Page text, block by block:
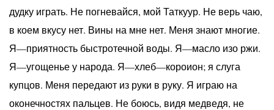
дудку играть. Не погневайся, мой Таткуур. Не верь чаю,
в коем вкусу нет. Вины на мне нет. Меня знают многие.
Я—приятность быстротечной воды. Я—масло изо ржи.
Я—угощенье у народа. Я—хлеб—короион; я слуга
купцов. Меня передают из руки в руку. Я играю на
оконечностях пальцев. Не боюсь, видя медведя, не